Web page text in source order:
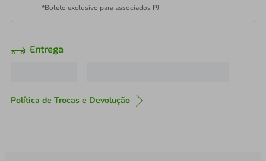
*Boleto exclusivo para associados PJ
Entrega
Política de Trocas e Devolução